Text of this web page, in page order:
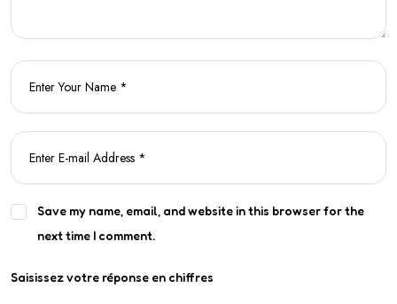
Save my name, email, and website in this browser for the
next time I comment.
Saisissez votre réponse en chiffres